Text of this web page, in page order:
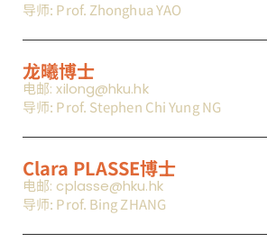
导师: Prof. Zhonghua YAO
龙曦博士
电邮: xilong@hku.hk
导师: Prof. Stephen Chi Yung NG
Clara PLASSE博士
电邮: cplasse@hku.hk
导师: Prof. Bing ZHANG